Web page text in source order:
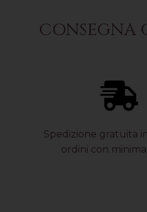
CONSEGNA
Spedizione gratuita
ordini con minima